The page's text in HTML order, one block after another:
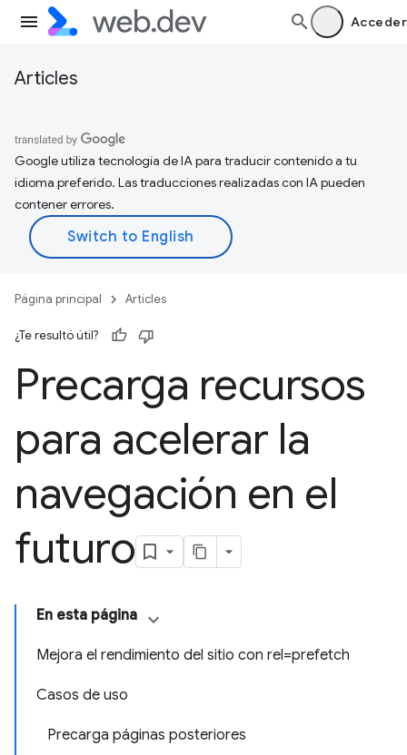
Acceder
Articles
Google utiliza tecnología de IA para traducir contenido a tu
idioma preferido. Las traducciones realizadas con IA pueden
contener errores.
Página principal Articles
¿Te resultó útil?
Precarga recursos
para acelerar la
navegación en el
futuro
En esta página
Mejora el rendimiento del sitio con rel=prefetch
Casos de uso
Precarga páginas posteriores